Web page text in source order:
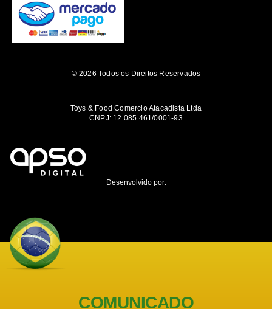
© 2026 Todos os Direitos Reservados
Toys & Food Comercio Atacadista Ltda
CNPJ: 12.085.461/0001-93
Desenvolvido por:
COMUNICADO